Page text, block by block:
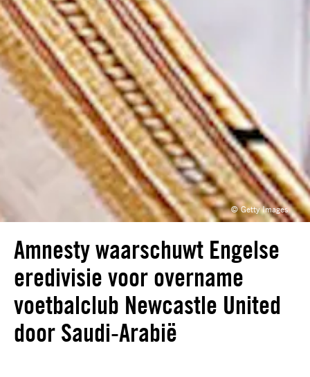
© Getty Images
Amnesty waarschuwt Engelse
eredivisie voor overname
voetbalclub Newcastle United
door Saudi-Arabië